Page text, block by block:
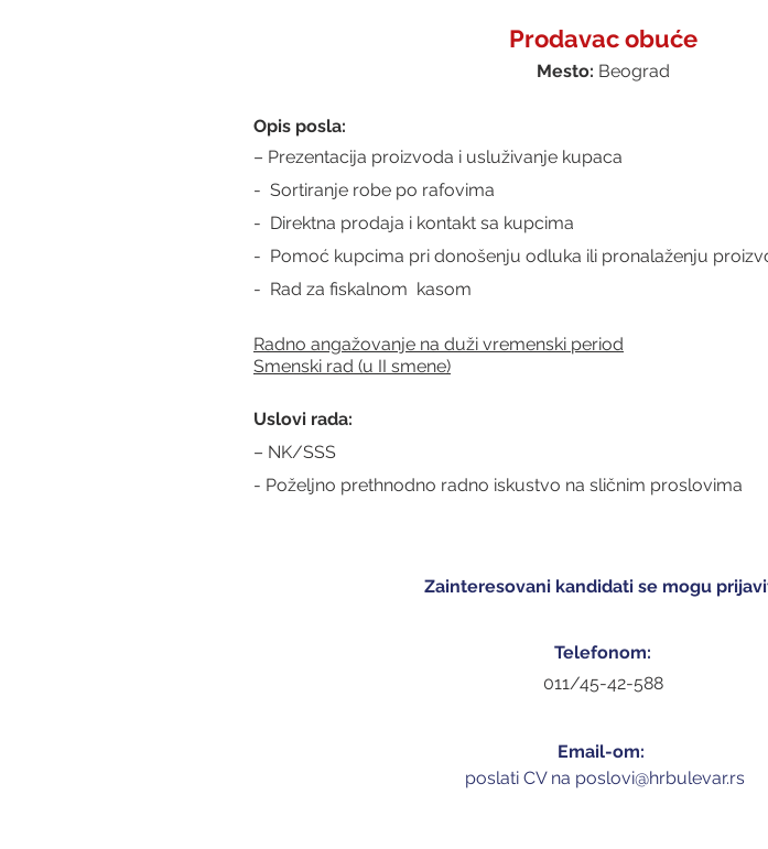
Prodavac obuće
Mesto: Beograd
Opis posla:
– Prezentacija proizvoda i usluživanje kupaca
-  Sortiranje robe po rafovima
-  Direktna prodaja i kontakt sa kupcima
-  Pomoć kupcima pri donošenju odluka ili pronalaženju
-  Rad za fiskalnom  kasom
Radno angažovanje na duži vremenski period
Smenski rad (u II smene)
Uslovi rada:
– NK/SSS
- Poželjno prethnodno radno iskustvo na sličnim proslovima
Zainteresovani kandidati se mogu
Telefonom:
011/45-42-588
Email-om:
poslati CV na poslovi@hrbulevar.rs